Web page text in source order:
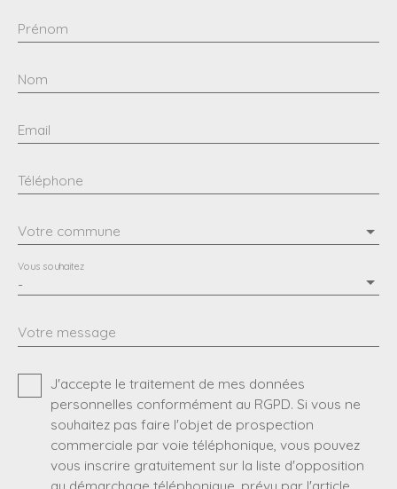
Prénom
Nom
Email
Téléphone
Votre commune
-
Vous souhaitez
Votre message
J'accepte le traitement de mes données
personnelles conformément au RGPD. Si vous ne
souhaitez pas faire l'objet de prospection
commerciale par voie téléphonique, vous pouvez
vous inscrire gratuitement sur la liste d'opposition